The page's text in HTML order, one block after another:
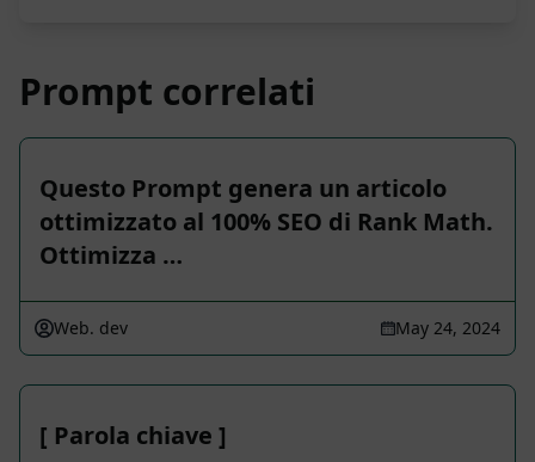
Prompt correlati
Questo Prompt genera un articolo
ottimizzato al 100% SEO di Rank Math.
Ottimizza …
Web. dev May 24, 2024
[ Parola chiave ]